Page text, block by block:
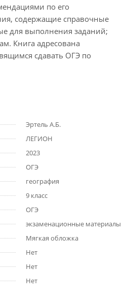
по его
содержащие справочные
для выполнения заданий;
Книга адресована
сдавать ОГЭ по
Эртель А.Б.
ЛЕГИОН
2023
ОГЭ
география
9 класс
ОГЭ
экзаменационные материалы
Мягкая обложка
Нет
Нет
Нет